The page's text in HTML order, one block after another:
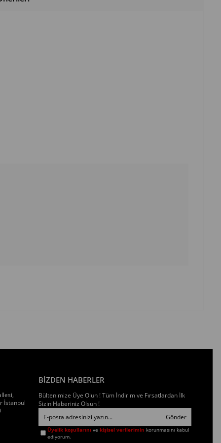
İstanbul
BİZDEN HABERLER
Bültenimize Üye Olun ! Tüm İndirim ve Fırsatlardan İlk
Sizin Haberiniz Olsun !
Gönder
Üyelik koşullarınıve kişisel verilerimin korunmasını kabul
ediyorum.